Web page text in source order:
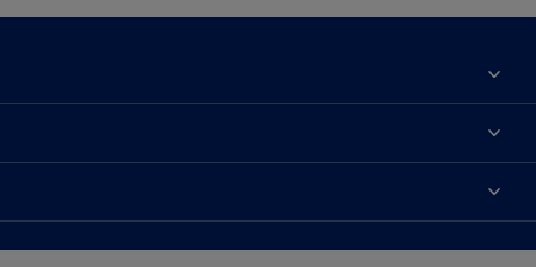
Nous Contacter
Produits
Trouver de l’inspiration